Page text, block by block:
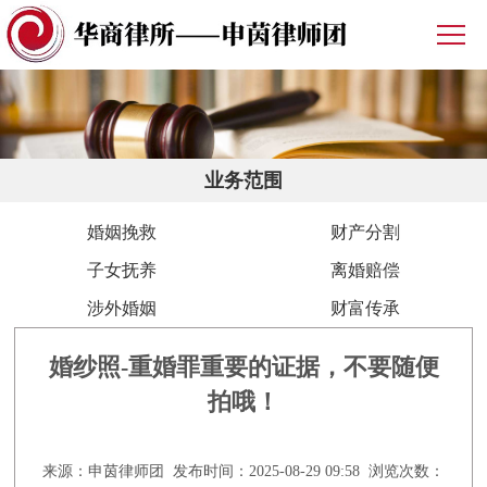
业务范围
婚姻挽救 财产分割
子女抚养 离婚赔偿
涉外婚姻 财富传承
婚纱照-重婚罪重要的证据，不要随便
拍哦！
来源：申茵律师团 发布时间：2025-08-29 09:58 浏览次数：